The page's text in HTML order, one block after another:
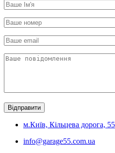
м.Київ, Кільцева дорога, 55
info@garage55.com.ua